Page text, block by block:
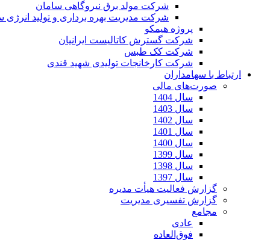
شرکت مولد برق نیروگاهی سامان
شرکت مدیریت بهره برداری و تولید انرژی
پروژه هیمکو
شرکت گسترش کاتالیست ایرانیان
شرکت کک طبس
شرکت کارخانجات تولیدی شهید قندی
ارتباط با سهامداران
صورت‌های مالی
سال 1404
سال 1403
سال 1402
سال 1401
سال 1400
سال 1399
سال 1398
سال 1397
گزارش فعالیت هیأت مدیره
گزارش تفسیری مدیریت
مجامع
عادی
فوق‌العاده